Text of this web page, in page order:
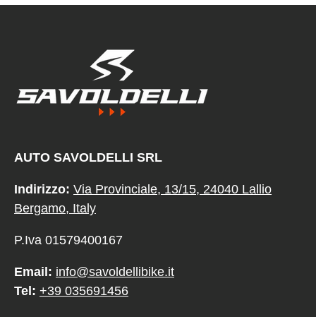
AUTO SAVOLDELLI SRL
Indirizzo: Via Provinciale, 13/15, 24040 Lallio
Bergamo, Italy
P.Iva 01579400167
Email: info@savoldellibike.it
Tel: +39 035691456